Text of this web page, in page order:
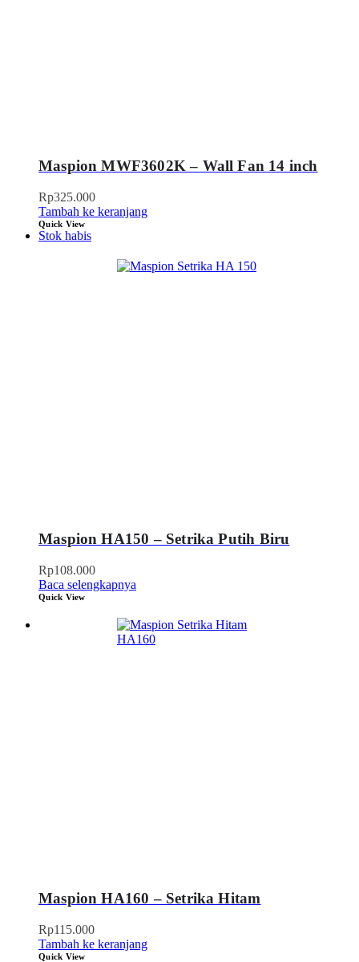
Maspion MWF3602K – Wall Fan 14 inch
Rp325.000
Tambah ke keranjang
Quick View
Stok habis
Maspion HA150 – Setrika Putih Biru
Rp108.000
Baca selengkapnya
Quick View
Maspion HA160 – Setrika Hitam
Rp115.000
Tambah ke keranjang
Quick View